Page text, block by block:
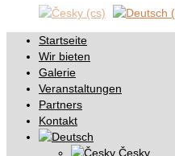
Startseite
Wir bieten
Galerie
Veranstaltungen
Partners
Kontakt
Česky